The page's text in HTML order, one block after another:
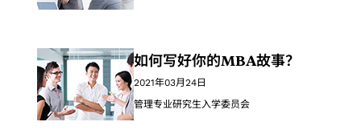
如何写好你的MBA故事？
2021年03月24日
管理专业研究生入学委员会